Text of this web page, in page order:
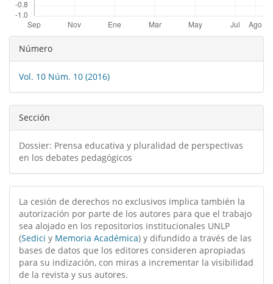
Detalles
del
artículo
Número
Vol. 10 Núm. 10 (2016)
Sección
Dossier: Prensa educativa y pluralidad de perspectivas
en los debates pedagógicos
La cesión de derechos no exclusivos implica también la
autorización por parte de los autores para que el trabajo
sea alojado en los repositorios institucionales UNLP
(Sedici y Memoria Académica) y difundido a través de las
bases de datos que los editores consideren apropiadas
para su indización, con miras a incrementar la visibilidad
de la revista y sus autores.